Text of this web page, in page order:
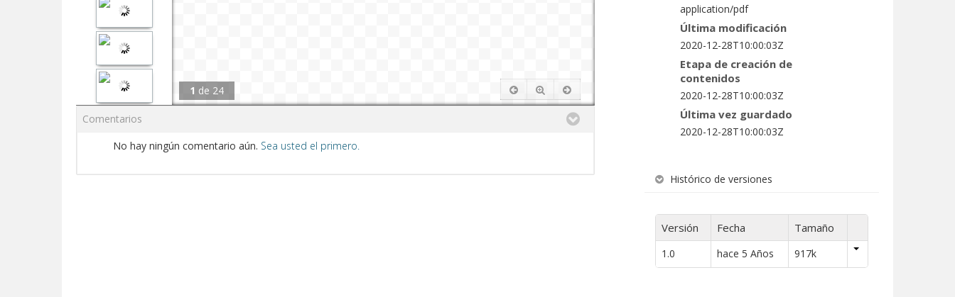
1 de 24
Comentarios
No hay ningún comentario aún. Sea usted el primero.
application/pdf
Última modificación
2020-12-28T10:00:03Z
Etapa de creación de
contenidos
2020-12-28T10:00:03Z
Última vez guardado
2020-12-28T10:00:03Z
Histórico de versiones
Versión Fecha Tamaño
1.0 hace 5 Años 917k